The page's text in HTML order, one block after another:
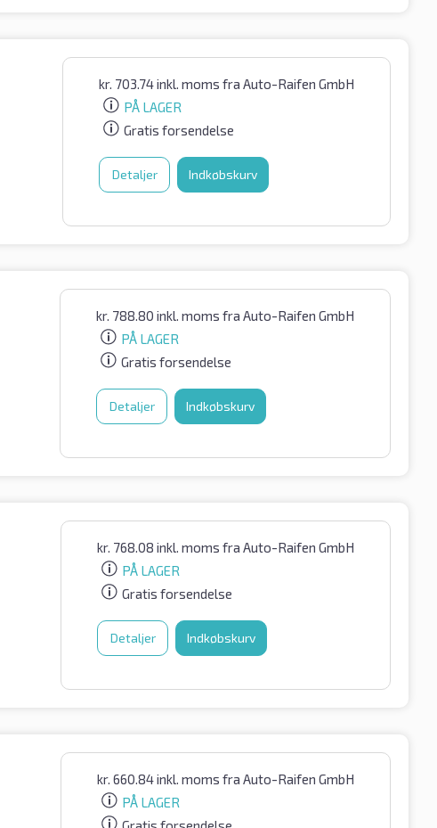
kr. 703.74inkl. moms fra Auto-Raifen GmbH
PÅ LAGER
Gratis forsendelse
Detaljer Indkøbskurv
kr. 788.80 inkl. moms fra Auto-Raifen GmbH
PÅ LAGER
Gratis forsendelse
Detaljer Indkøbskurv
kr. 768.08 inkl. moms fra Auto-Raifen GmbH
PÅ LAGER
Gratis forsendelse
Detaljer Indkøbskurv
kr. 660.84inkl. moms fra Auto-Raifen GmbH
PÅ LAGER